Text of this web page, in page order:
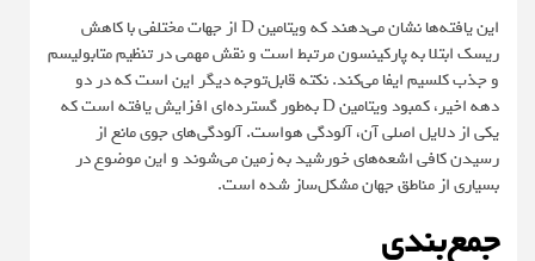
این یافته‌ها نشان می‌دهند که ویتامین D از جهات مختلفی با کاهش
ریسک ابتلا به پارکینسون مرتبط است و نقش مهمی در تنظیم متابولیسم
و جذب کلسیم ایفا می‌کند. نکته قابل‌توجه دیگر این است که در دو
دهه اخیر، کمبود ویتامین D به‌طور گسترده‌ای افزایش یافته است که
یکی از دلایل اصلی آن، آلودگی هواست. آلودگی‌های جوی مانع از
رسیدن کافی اشعه‌های خورشید به زمین می‌شوند و این موضوع در
بسیاری از مناطق جهان مشکل‌ساز شده است.
جمع‌بندی